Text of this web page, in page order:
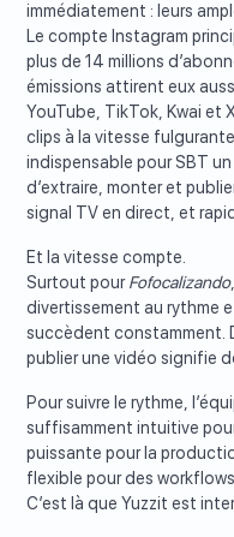
immédiatement : leurs
Le compte Instagram
plus de 14 millions
émissions attirent eux
YouTube, TikTok, Kwai et
clips à la vitesse
indispensable pour SBT
d’extraire, monter et
signal TV en direct, et
Et la vitesse compte.
Surtout pourFofocalizando
divertissement au rythme
succèdent constamment.
publier une vidéo signifie
Pour suivre le rythme,
suffisamment intuitive
puissante pour la
flexible pour des
C’est là que Yuzzit est